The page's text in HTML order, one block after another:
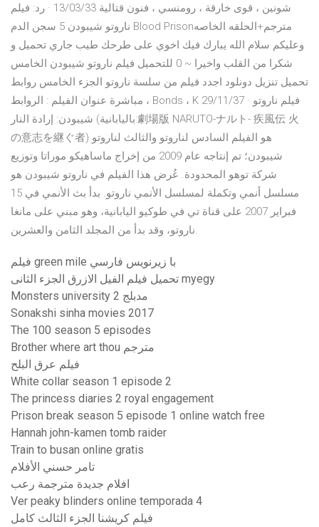
شونين ، قوى خارقة ، رومنسي ، فنون قتالية 13/03/33 · رد: فيلم
ناروتو شيبودن 5 سجن الدم Blood Prisonمترجم+الحلقه الخاصه
وعليكم سلام الله يبارك فيك اخوي على طرحك طيب جاري تحميل و
شكرا من القلب واخيرا ~ 0 للتحميل فيلم ناروتو شيبودن الخامس
تحميل تنزيل دونلود اجدد فيلم من سلسة ناروتو الجزء الخامس روابط
مباشرة عنوان الفيلم : الروابط ، Bonds ، K 29/11/37 · فيلم ناروتو
شيبودن: إرادة النار (باليابانية:劇場版 NARUTO-ナルト- 疾風伝 火
の意志を継ぐ者) هو الفيلم السادس لناروتو والثالث لناروتو
شيبودن؛ تم إنتاجه عام 2009 من إخراج ماساهيكو موراتا وتوزيع
شركة توهو المحدودة. عُرض هذا الفيلم في ناروتو شيبودن هو
مسلسل أنمي وتكملة لمسلسل الأنمي ناروتو. بدأ بث الأنمي في 15
فبراير 2007 على قناة تي في طوكيو اليابانية، وهو مبني على مانغا
ناروتو، وقد بدأ من المجلد الثامن والعشرين.
فيلم green mile با زيرنويس فارسي
تحميل فيلم الفيل الازرق الجزء الثانى myegy
Monsters university 2 مدبلج
Sonakshi sinha movies 2017
The 100 season 5 episodes
Brother where art thou مترجم
فيلم عرق البلح
White collar season 1 episode 2
The princess diaries 2 royal engagement
Prison break season 5 episode 1 online watch free
Hannah john-kamen tomb raider
Train to busan online gratis
تامر حسني الأفلام
افلام جديدة مترجمة رعب
Ver peaky blinders online temporada 4
فيلم كريشنا الجزء الثالث كامل